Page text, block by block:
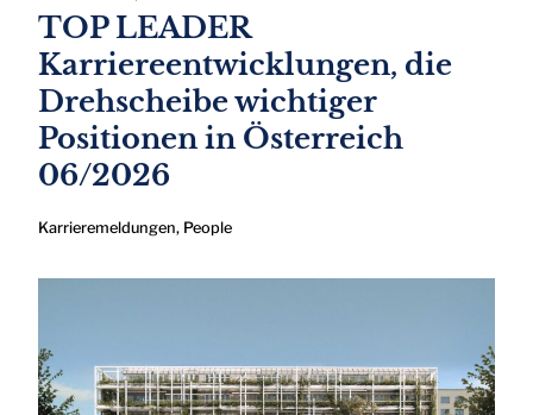
TOP LEADER
Karriereentwicklungen, die
Drehscheibe wichtiger
Positionen in Österreich
06/2026
Karrieremeldungen, People